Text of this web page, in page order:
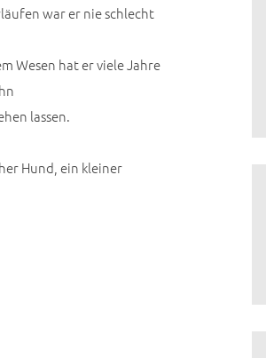
war er nie schlecht
Wesen hat er viele Jahre
lassen.
Hund, ein kleiner